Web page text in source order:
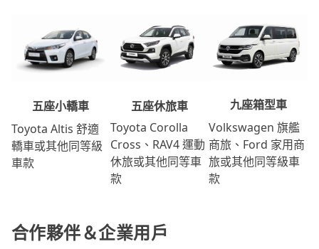
五座小轎車
Toyota Altis 舒適
轎車或其他同等級
車款
五座休旅車
Toyota Corolla
Cross、RAV4 運動
休旅或其他同等車
款
九座箱型車
Volkswagen 旗艦
商旅、Ford 家用商
旅或其他同等級車
款
合作夥伴＆企業用戶